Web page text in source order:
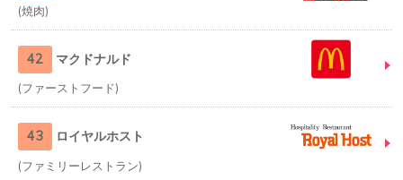
焼肉
42 マクドナルド
ファーストフード
43 ロイヤルホスト
ファミリーレストラン